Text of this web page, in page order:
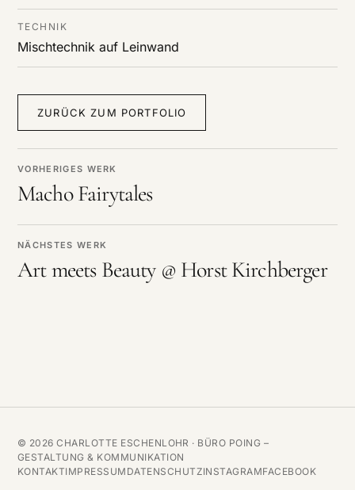
VORHERIGES WERK
Macho Fairytales
NÄCHSTES WERK
Art meets Beauty @ Horst Kirchberger
TECHNIK
Mischtechnik auf Leinwand
ZURÜCK ZUM PORTFOLIO
© 2026 CHARLOTTE ESCHENLOHR · BÜRO POING –
GESTALTUNG & KOMMUNIKATION
KONTAKTIMPRESSUM DATENSCHUTZINSTAGRAMFACEBOOK